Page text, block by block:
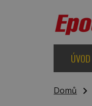
ÚVOD
Domů